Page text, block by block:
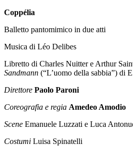
Coppélia
Balletto pantomimico in due atti
Musica di Léo Delibes
Libretto di Charles Nuitter e Arthur
Sandmann (“L’uomo della sabbia”) di
Direttore Paolo Paroni
Coreografia e regia Amedeo Amodio
Scene Emanuele Luzzati e Luca
Costumi Luisa Spinatelli